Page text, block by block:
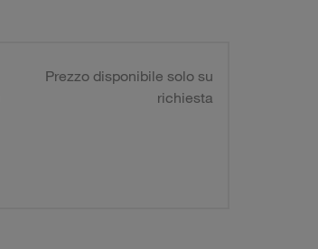
Prezzo disponibile solo su
richiesta